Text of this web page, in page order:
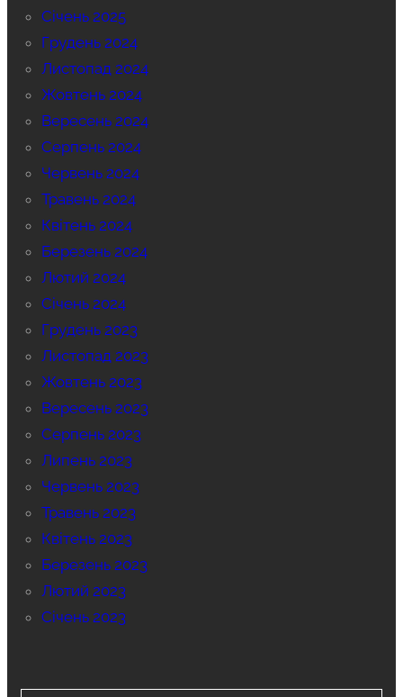
Січень 2025
Грудень 2024
Листопад 2024
Жовтень 2024
Вересень 2024
Серпень 2024
Червень 2024
Травень 2024
Квітень 2024
Березень 2024
Лютий 2024
Січень 2024
Грудень 2023
Листопад 2023
Жовтень 2023
Вересень 2023
Серпень 2023
Липень 2023
Червень 2023
Травень 2023
Квітень 2023
Березень 2023
Лютий 2023
Січень 2023